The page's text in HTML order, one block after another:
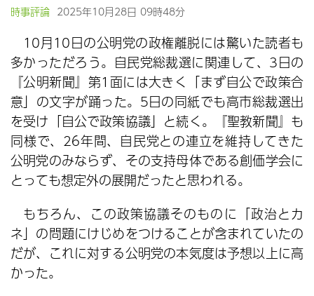
時事評論 2025年10月28日 09時48分
10月10日の公明党の政権離脱には驚いた読者も
多かっただろう。自民党総裁選に関連して、3日の
『公明新聞』第1面には大きく「まず自公で政策合
意」の文字が踊った。5日の同紙でも高市総裁選出
を受け「自公で政策協議」と続く。『聖教新聞』も
同様で、26年間、自民党との連立を維持してきた
公明党のみならず、その支持母体である創価学会に
とっても想定外の展開だったと思われる。
もちろん、この政策協議そのものに「政治とカ
ネ」の問題にけじめをつけることが含まれていたの
だが、これに対する公明党の本気度は予想以上に高
かった。